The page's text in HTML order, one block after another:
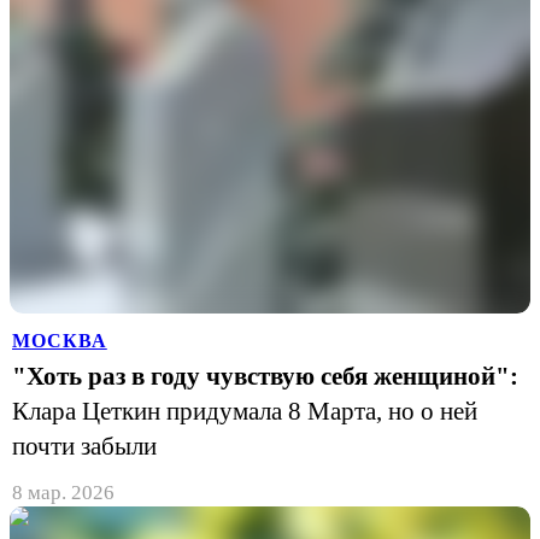
МОСКВА
"Хоть раз в году чувствую себя женщиной":
Клара Цеткин придумала 8 Марта, но о ней
почти забыли
8 мар. 2026